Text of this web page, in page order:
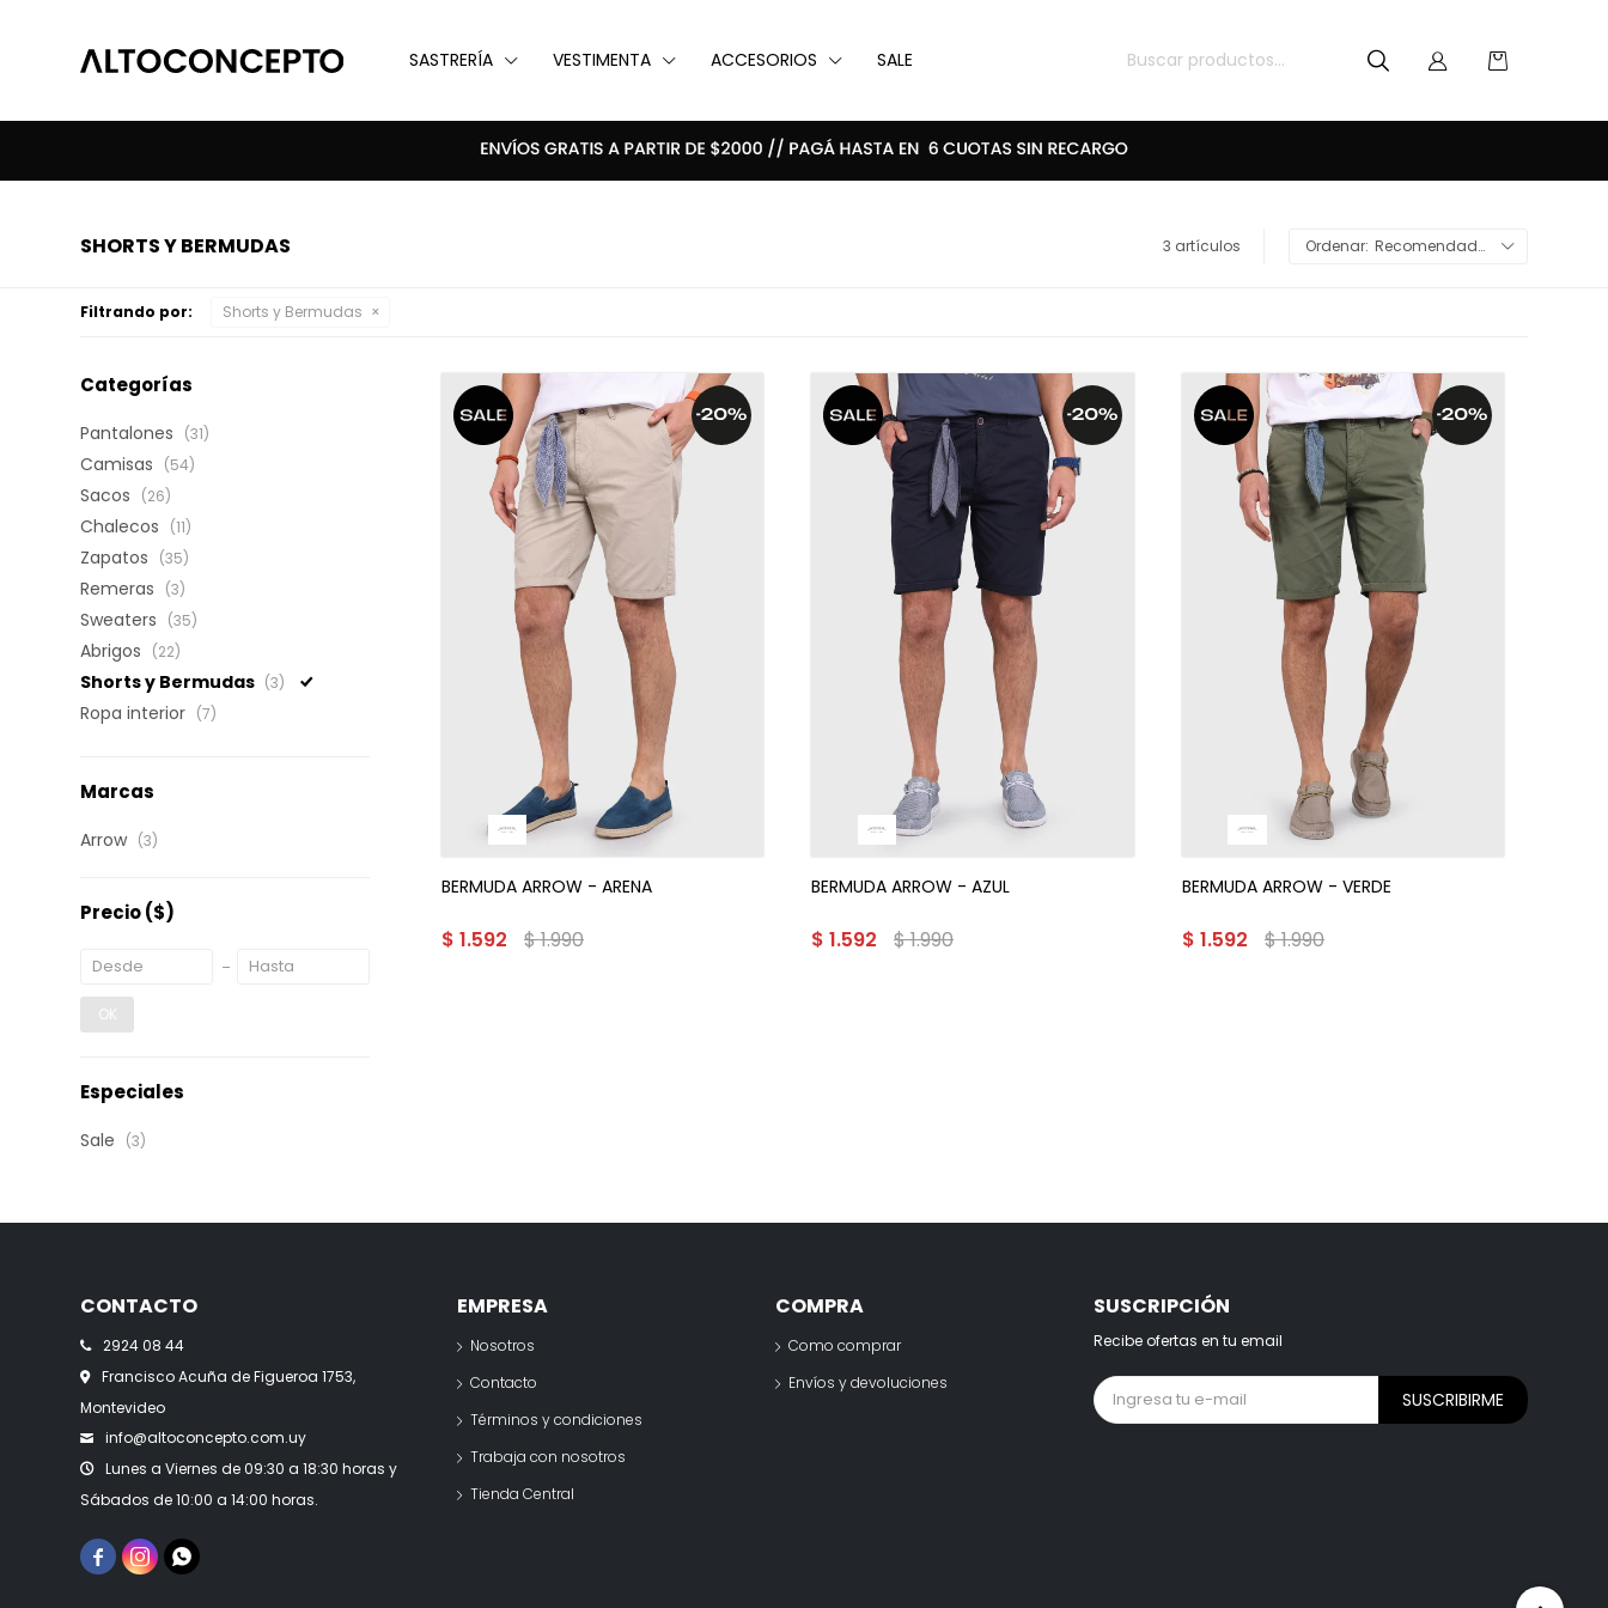
SASTRERÍA VESTIMENTA ACCESORIOS SALE
SHORTS Y BERMUDAS 3 artículos Recomendados
Filtrando por: Shorts y Bermudas
BERMUDA ARROW - ARENA
$ 1.592 $1.990
BERMUDA ARROW - AZUL
$ 1.592 $1.990
BERMUDA ARROW - VERDE
$ 1.592 $1.990
Categorías
Pantalones (31)
Camisas (54)
Sacos (26)
Chalecos (11)
Zapatos (35)
Remeras (3)
Sweaters (35)
Abrigos (22)
Shorts y Bermudas (3)
Ropa interior (7)
Marcas
Arrow (3)
Precio($)
OK
Especiales
Sale (3)
CONTACTO
2924 08 44
Francisco Acuña de Figueroa 1753,
Montevideo
info@altoconcepto.com.uy
Lunes a Viernes de 09:30 a 18:30 horas y
Sábados de 10:00 a 14:00 horas.
  
EMPRESA
Nosotros
Contacto
Términos y condiciones
Trabaja con nosotros
Tienda Central
COMPRA
Como comprar
Envíos y devoluciones
SUSCRIPCIÓN
Recibe ofertas en tu email
SUSCRIBIRME